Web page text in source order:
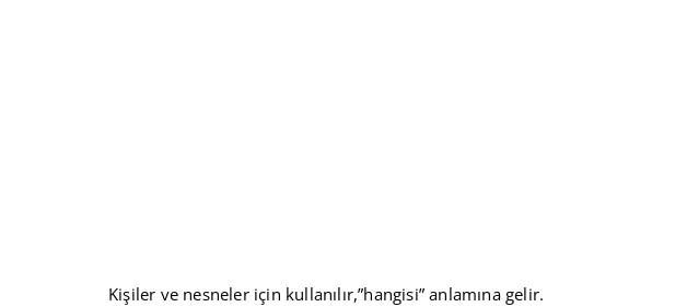
Kişiler ve nesneler için kullanılır,”hangisi” anlamına gelir.